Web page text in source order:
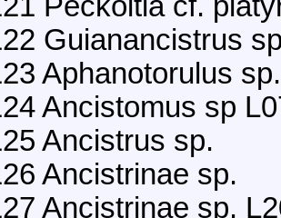
Guianancistrus
Aphanotorulus sp.
Ancistomus sp
Ancistrus sp.
Ancistrinae sp.
Ancistrinae sp.